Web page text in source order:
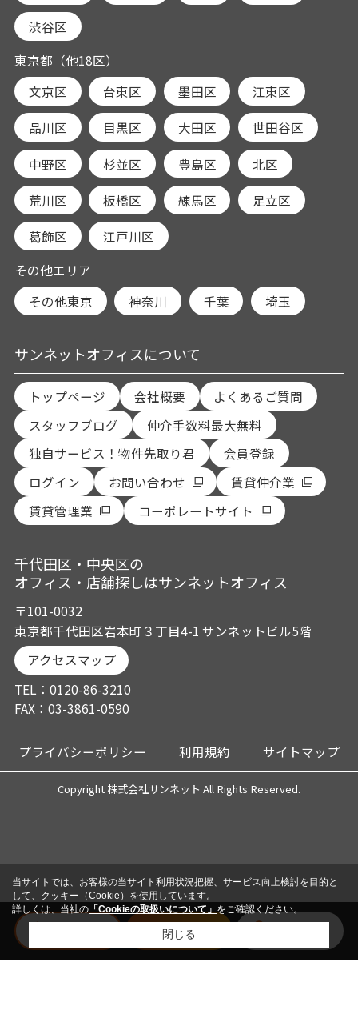
渋谷区
東京都（他18区）
文京区
台東区 墨田区 江東区
品川区 目黒区 大田区 世田谷区
中野区 杉並区 豊島区 北区
荒川区 板橋区 練馬区 足立区
葛飾区
江戸川区
その他エリア
その他東京
神奈川 千葉 埼玉
サンネットオフィスについて
トップページ 会社概要
よくあるご質問
スタッフブログ
仲介手数料最大無料
独自サービス！物件先取り君
会員登録
ログイン
お問い合わせ
賃貸仲介業
賃貸管理業
コーポレートサイト
千代田区・中央区の
オフィス・店舗探しはサンネットオフィス
〒101-0032
東京都千代田区岩本町３丁目4-1 サンネットビル5階
アクセスマップ
TEL：0120-86-3210
FAX：03-3861-0590
プライバシーポリシー 利用規約 サイトマップ
Copyright 株式会社サンネット All Rights Reserved.
メール
当サイトでは、お客様の当サイト利用状況把握、サービス向上検討を目的と
して、クッキー（Cookie）を使用しています。
詳しくは、当社の「Cookieの取扱いについて」をご確認ください。
閉じる